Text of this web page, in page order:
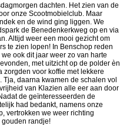
dachten. Het zien van de
onze Scootmobielclub. Maar
en de wind ging liggen. We
de Benedenkerkweg op en via
Altijd weer een mooi gezicht om
te zien lopen! In Benschop reden
ook dit jaar weer zo van harte
met uitzicht op de polder èn
voor koffie met lekkere
daarna kwamen de schalen vol
van Klazien alle eer aan door
de geïnteresseerden de
had bedankt, namens onze
vertrokken we weer richting
gouden randje!